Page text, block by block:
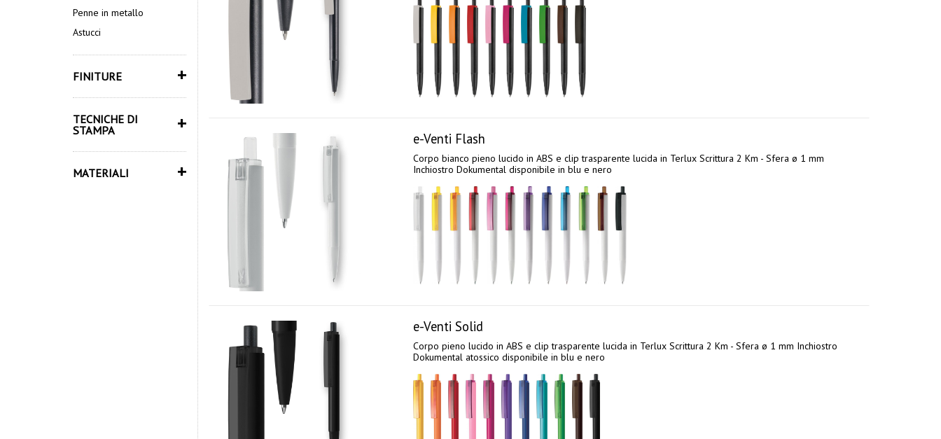
e-Venti Flash
Corpo bianco pieno lucido in ABS e clip trasparente lucida in Terlux Scrittura 2 Km - Sfera ø 1 mm
Inchiostro Dokumental disponibile in blu e nero
e-Venti Solid
Corpo pieno lucido in ABS e clip trasparente lucida in Terlux Scrittura 2 Km - Sfera ø 1 mm Inchiostro
Dokumental atossico disponibile in blu e nero
Penne in metallo
Astucci
+
FINITURE
+
TECNICHE DI
STAMPA
+
MATERIALI